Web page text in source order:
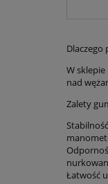
Dlaczego
W
nad
Zalety
Łatwość